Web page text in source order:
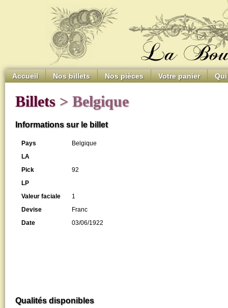
Accueil Nos billets Nos pièces Votre panier
Billets > Belgique
Informations sur le billet
Pays
Belgique
LA
Pick
92
LP
Valeur faciale
1
Devise
Franc
Date
03/06/1922
Qualités disponibles